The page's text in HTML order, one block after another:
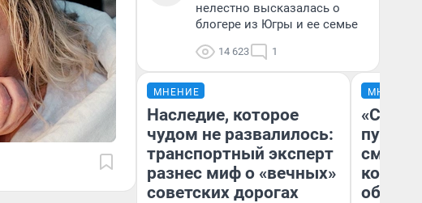
нелестно высказалась о
блогере из Югры и ее семье
14 623 1
МНЕНИЕ
Наследие, которое
чудом не развалилось:
транспортный эксперт
разнес миф о «вечных»
советских дорогах
МНЕНИЕ